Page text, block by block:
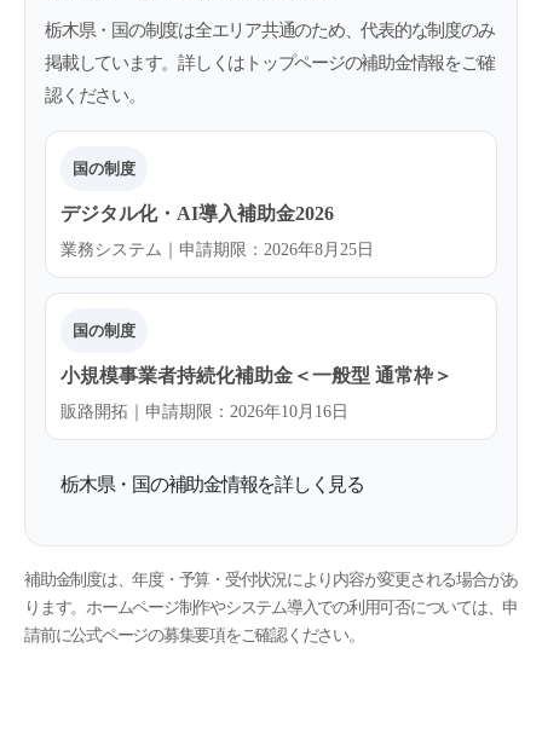
栃木県・国の制度は全エリア共通のため、代表的な制度のみ
掲載しています。詳しくはトップページの補助金情報をご確
認ください。
国の制度
デジタル化・AI導入補助金2026
業務システム｜申請期限：2026年8月25日
国の制度
小規模事業者持続化補助金＜一般型 通常枠＞
販路開拓｜申請期限：2026年10月16日
栃木県・国の補助金情報を詳しく見る
補助金制度は、年度・予算・受付状況により内容が変更される場合があ
ります。ホームページ制作やシステム導入での利用可否については、申
請前に公式ページの募集要項をご確認ください。